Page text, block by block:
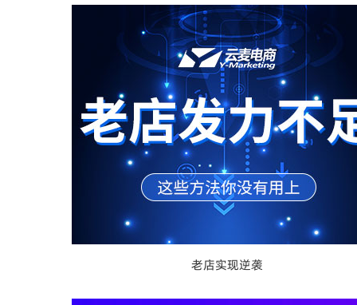
老店实现逆袭